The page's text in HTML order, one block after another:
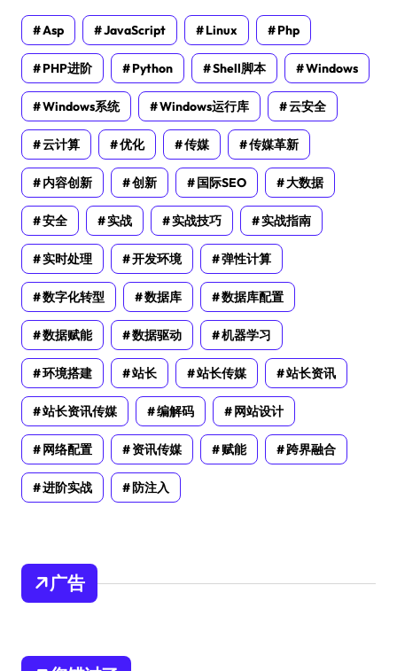
Asp JavaScript Linux Php
PHP进阶 Python Shell脚本 Windows
Windows系统 Windows运行库 云安全
云计算 优化 传媒 传媒革新
内容创新 创新 国际SEO 大数据
安全 实战 实战技巧 实战指南
实时处理 开发环境 弹性计算
数字化转型 数据库 数据库配置
数据赋能 数据驱动 机器学习
环境搭建 站长 站长传媒 站长资讯
站长资讯传媒 编解码 网站设计
网络配置 资讯传媒 赋能 跨界融合
进阶实战 防注入
广告